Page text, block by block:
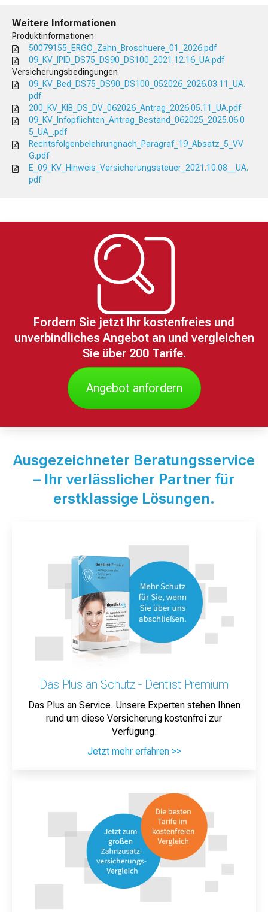
Weitere Informationen
Produktinformationen
50079155_ERGO_Zahn_Broschuere_01_2026.pdf
09_KV_IPID_DS75_DS90_DS100_2021.12.16_UA.pdf
Versicherungsbedingungen
09_KV_Bed_DS75_DS90_DS100_052026_2026.03.11_UA.
pdf
200_KV_KIB_DS_DV_062026_Antrag_2026.05.11_UA.pdf
09_KV_Infopflichten_Antrag_Bestand_062025_2025.06.0
5_UA_.pdf
Rechtsfolgenbelehrungnach_Paragraf_19_Absatz_5_VV
G.pdf
E_09_KV_Hinweis_Versicherungssteuer_2021.10.08__UA.
pdf
Fordern Sie jetzt Ihr kostenfreies und
unverbindliches Angebot an und vergleichen
Sie über 200 Tarife.
Angebot anfordern
Ausgezeichneter Beratungsservice
– Ihr verlässlicher Partner für
erstklassige Lösungen.
Das Plus an Schutz - Dentlist Premium
Das Plus an Service. Unsere Experten stehen Ihnen
rund um diese Versicherung kostenfrei zur
Verfügung.
Jetzt mehr erfahren >>